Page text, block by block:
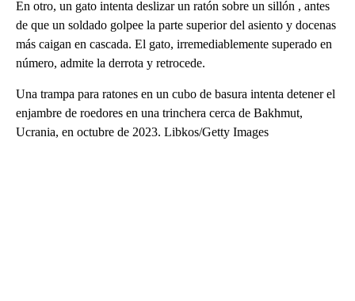
En otro, un gato intenta deslizar un ratón sobre un sillón , antes
de que un soldado golpee la parte superior del asiento y docenas
más caigan en cascada. El gato, irremediablemente superado en
número, admite la derrota y retrocede.
Una trampa para ratones en un cubo de basura intenta detener el
enjambre de roedores en una trinchera cerca de Bakhmut,
Ucrania, en octubre de 2023. Libkos/Getty Images